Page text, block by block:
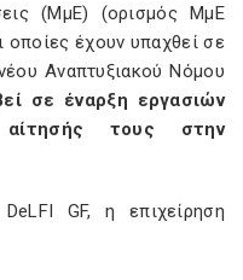
(ΜμΕ) (ορισμός ΜμΕ
έχουν υπαχθεί σε
Αναπτυξιακού Νόμου
σε έναρξη εργασιών
τους στην
GF, η επιχείρηση